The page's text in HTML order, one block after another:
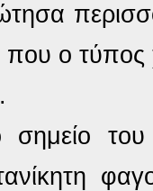
ο τύπος
του